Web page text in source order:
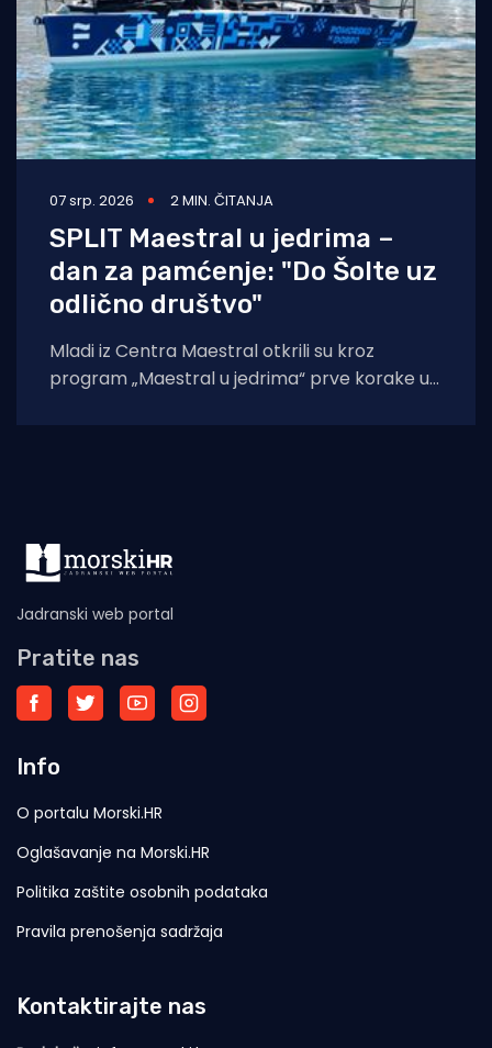
07 srp. 2026 2 MIN. ČITANJA
SPLIT Maestral u jedrima –
dan za pamćenje: "Do Šolte uz
odlično društvo"
Mladi iz Centra Maestral otkrili su kroz
program „Maestral u jedrima“ prve korake u
Jadranski web portal
Pratite nas
Info
O portalu Morski.HR
Oglašavanje na Morski.HR
Politika zaštite osobnih podataka
Pravila prenošenja sadržaja
Kontaktirajte nas